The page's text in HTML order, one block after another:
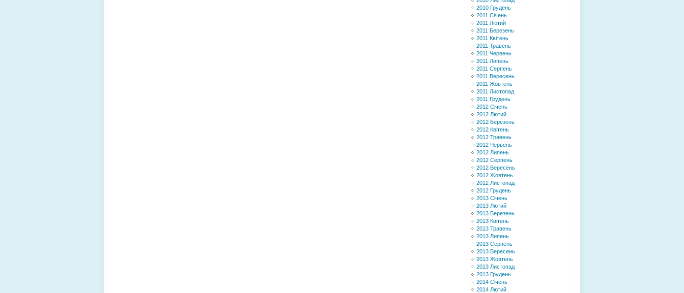
2010 Грудень
2011 Січень
2011 Лютий
2011 Березень
2011 Квітень
2011 Травень
2011 Червень
2011 Липень
2011 Серпень
2011 Вересень
2011 Жовтень
2011 Листопад
2011 Грудень
2012 Січень
2012 Лютий
2012 Березень
2012 Квітень
2012 Травень
2012 Червень
2012 Липень
2012 Серпень
2012 Вересень
2012 Жовтень
2012 Листопад
2012 Грудень
2013 Січень
2013 Лютий
2013 Березень
2013 Квітень
2013 Травень
2013 Липень
2013 Серпень
2013 Вересень
2013 Жовтень
2013 Листопад
2013 Грудень
2014 Січень
2014 Лютий